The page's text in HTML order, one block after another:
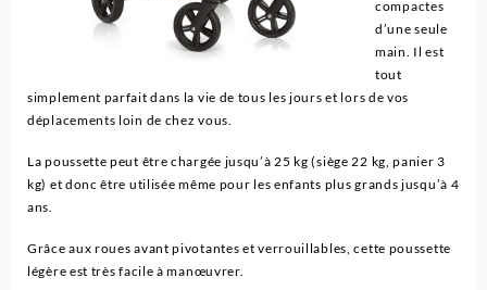
compactes
d’une seule
main. Il est
tout
simplement parfait dans la vie de tous les jours et lors de vos
déplacements loin de chez vous.
La poussette peut être chargée jusqu’à 25 kg (siège 22 kg, panier 3
kg) et donc être utilisée même pour les enfants plus grands jusqu’à 4
ans.
Grâce aux roues avant pivotantes et verrouillables, cette poussette
légère est très facile à manœuvrer.